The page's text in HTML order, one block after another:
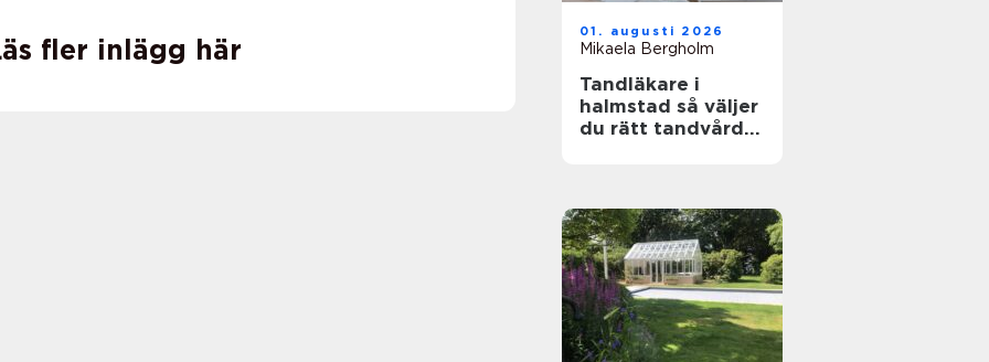
fler inlägg här
01. augusti 2026
Mikaela Bergholm
Tandläkare i
halmstad så väljer
du rätt tandvård